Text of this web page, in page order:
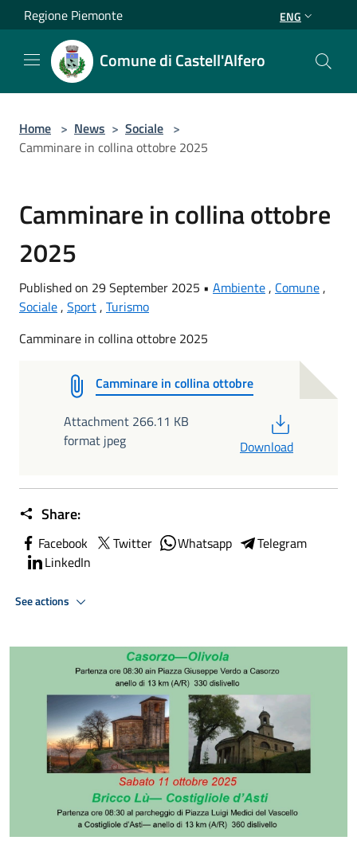
Salta al contenuto principale
Regione Piemonte ENG
Comune di Castell'Alfero
Home > News > Sociale >
Camminare in collina ottobre 2025
Camminare in collina ottobre
2025
Published on 29 September 2025 • Ambiente, Comune,
Sociale, Sport, Turismo
Camminare in collina ottobre 2025
Camminare in collina ottobre
Attachment 266.11 KB
format jpeg
Download
Share:
Facebook Twitter Whatsapp
Telegram
LinkedIn
See actions